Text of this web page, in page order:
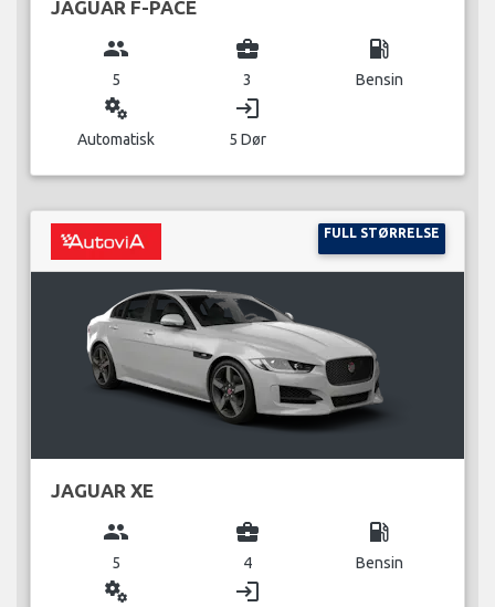
JAGUAR F-PACE
group
5
business_center
3
local_gas_station
Bensin
miscellaneous_services
Automatisk
login
5 Dør
FULL STØRRELSE
JAGUAR XE
group
5
business_center
4
local_gas_station
Bensin
miscellaneous_services login